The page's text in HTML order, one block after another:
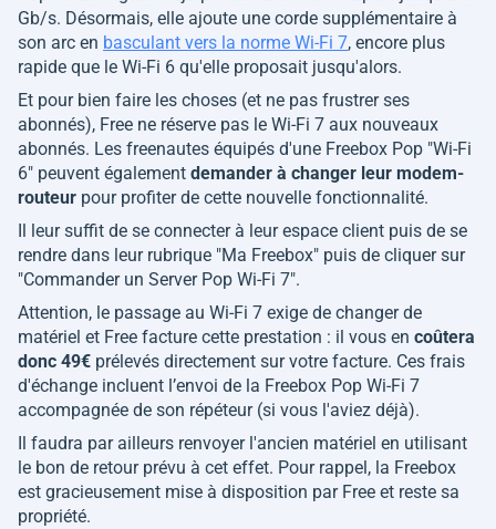
Gb/s. Désormais, elle ajoute une corde supplémentaire à
son arc en basculant vers la norme Wi-Fi 7, encore plus
rapide que le Wi-Fi 6 qu'elle proposait jusqu'alors.
Et pour bien faire les choses (et ne pas frustrer ses
abonnés), Free ne réserve pas le Wi-Fi 7 aux nouveaux
abonnés. Les freenautes équipés d'une Freebox Pop "Wi-Fi
6" peuvent également demander à changer leur modem-
routeur pour profiter de cette nouvelle fonctionnalité.
Il leur suffit de se connecter à leur espace client puis de se
rendre dans leur rubrique "Ma Freebox" puis de cliquer sur
"Commander un Server Pop Wi-Fi 7".
Attention, le passage au Wi-Fi 7 exige de changer de
matériel et Free facture cette prestation : il vous en coûtera
donc 49€ prélevés directement sur votre facture. Ces frais
d'échange incluent l’envoi de la Freebox Pop Wi-Fi 7
accompagnée de son répéteur (si vous l'aviez déjà).
Il faudra par ailleurs renvoyer l'ancien matériel en utilisant
le bon de retour prévu à cet effet. Pour rappel, la Freebox
est gracieusement mise à disposition par Free et reste sa
propriété.